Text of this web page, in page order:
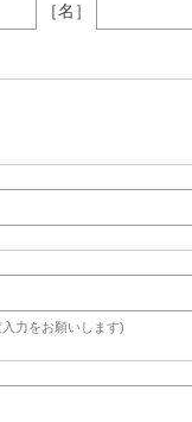
［名］
力をお願いします)